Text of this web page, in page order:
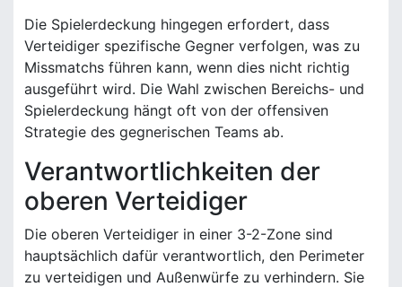
Die Spielerdeckung hingegen erfordert, dass
Verteidiger spezifische Gegner verfolgen, was zu
Missmatchs führen kann, wenn dies nicht richtig
ausgeführt wird. Die Wahl zwischen Bereichs- und
Spielerdeckung hängt oft von der offensiven
Strategie des gegnerischen Teams ab.
Verantwortlichkeiten der
oberen Verteidiger
Die oberen Verteidiger in einer 3-2-Zone sind
hauptsächlich dafür verantwortlich, den Perimeter
zu verteidigen und Außenwürfe zu verhindern. Sie